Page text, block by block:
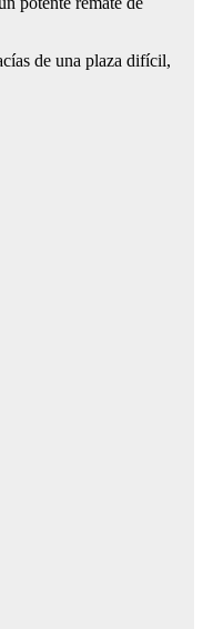
de una plaza difícil,